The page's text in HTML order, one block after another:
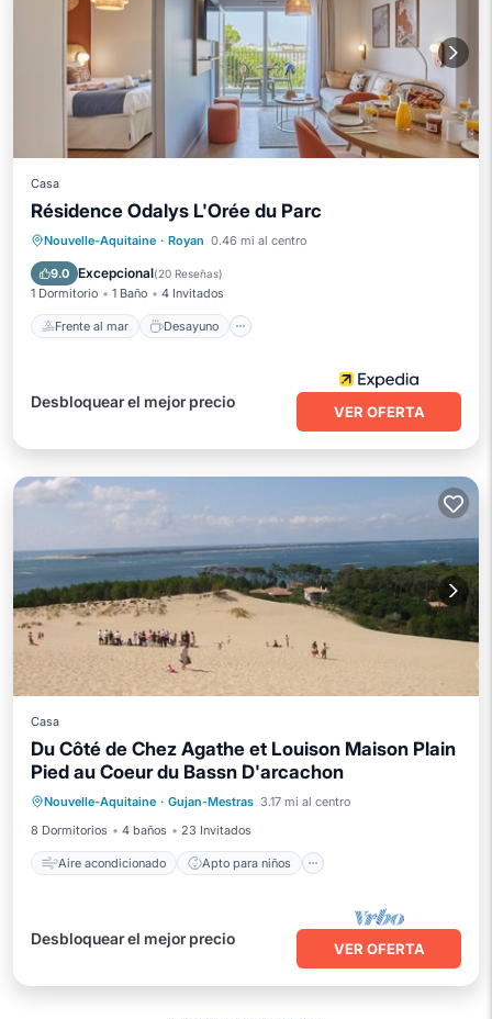
Casa
Résidence Odalys L'Orée du Parc
Nouvelle-Aquitaine · Royan 0.46 mi al centro
9.0 Excepcional(20 Reseñas)
1 Dormitorio 1 Baño 4 Invitados
Frente al mar Desayuno
Frente al mar
Desayuno
Aparcamiento
Desbloquear el mejor precio
VER OFERTA
Casa
Du Côté de Chez Agathe et Louison Maison Plain
Pied au Coeur du Bassn D'arcachon
Nouvelle-Aquitaine · Gujan-Mestras 3.17 mi al centro
8 Dormitorios
4 baños 23 Invitados
Aire acondicionado Apto para niños
Aire acondicionado
Apto para niños
Lavandería
Instalaciones de bienestar
Desbloquear el mejor precio
VER OFERTA